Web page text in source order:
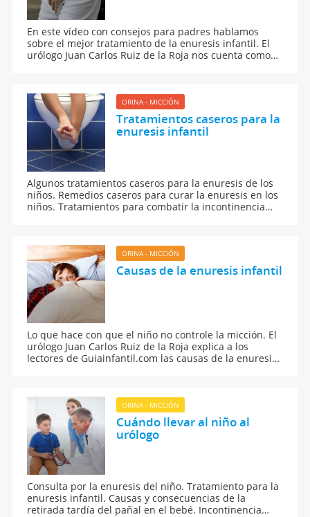
En este vídeo con consejos para padres hablamos
sobre el mejor tratamiento de la enuresis infantil. El
urólogo Juan Carlos Ruiz de la Roja nos cuenta como
cama.
ORINA - MICCIÓN
Tratamientos caseros para la
enuresis infantil
Algunos tratamientos caseros para la enuresis de los
niños. Remedios caseros para curar la enuresis en los
niños. Tratamientos para combatir la incontinencia
ORINA - MICCIÓN
Causas de la enuresis infantil
Lo que hace con que el niño no controle la micción. El
urólogo Juan Carlos Ruiz de la Roja explica a los
lectores de Guiainfantil.com las causas de la enuresis
ORINA - MICCIÓN
Cuándo llevar al niño al
urólogo
Consulta por la enuresis del niño. Tratamiento para la
enuresis infantil. Causas y consecuencias de la
retirada tardía del pañal en el bebé. Incontinencia